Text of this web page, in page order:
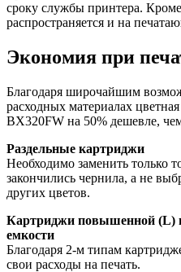
сроку службы принтера.
распространяется и на
Экономия при
Благодаря широчайшим
расходных материалах
BX320FW на 50% дешевле,
Раздельные картриджи
Необходимо заменить только
закончились чернила, а не
других цветов.
Картриджи повышенной (L)
емкости
Благодаря 2-м типам
свои расходы на печать.